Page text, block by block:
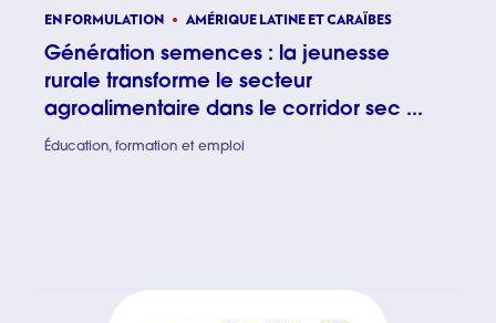
EN FORMULATION AMÉRIQUE LATINE ET CARAÏBES
Génération semences : la jeunesse
rurale transforme le secteur
agroalimentaire dans le corridor sec ...
Éducation, formation et emploi